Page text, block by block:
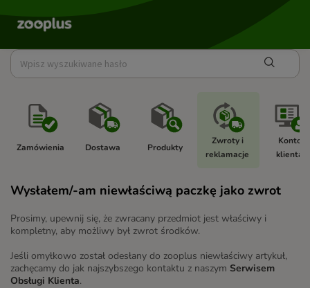
Zamówienia Dostawa Produkty
Zwroty i
reklamacje
Konto
klienta
Wysłałem/-am niewłaściwą paczkę jako zwrot
Prosimy, upewnij się, że zwracany przedmiot jest właściwy i
kompletny, aby możliwy był zwrot środków.
Jeśli omyłkowo został odesłany do zooplus niewłaściwy artykuł,
zachęcamy do jak najszybszego kontaktu z naszym Serwisem
Obsługi Klienta.